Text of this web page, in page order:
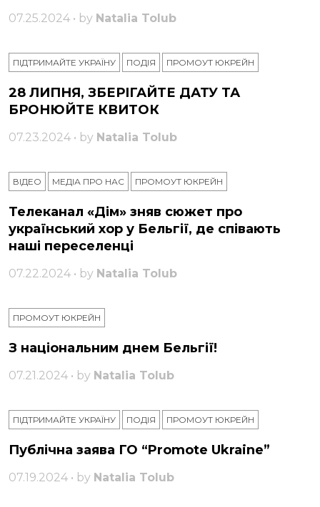
07.25.2024 • by Natalia Tolub
ПІДТРИМАЙТЕ УКРАЇНУ ПОДІЯ ПРОМОУТ ЮКРЕЙН
28 ЛИПНЯ, ЗБЕРІГАЙТЕ ДАТУ ТА
БРОНЮЙТЕ КВИТОК
07.23.2024 • by Natalia Tolub
ВІДЕО МЕДІА ПРО НАС ПРОМОУТ ЮКРЕЙН
Телеканал «Дім» зняв сюжет про
український хор у Бельгії, де співають
наші переселенці
07.22.2024 • by Natalia Tolub
ПРОМОУТ ЮКРЕЙН
З національним днем ​​Бельгії!
07.21.2024 • by Natalia Tolub
ПІДТРИМАЙТЕ УКРАЇНУ ПОДІЯ ПРОМОУТ ЮКРЕЙН
Публічна заява ГО “Promote Ukraine”
07.19.2024 • by Natalia Tolub